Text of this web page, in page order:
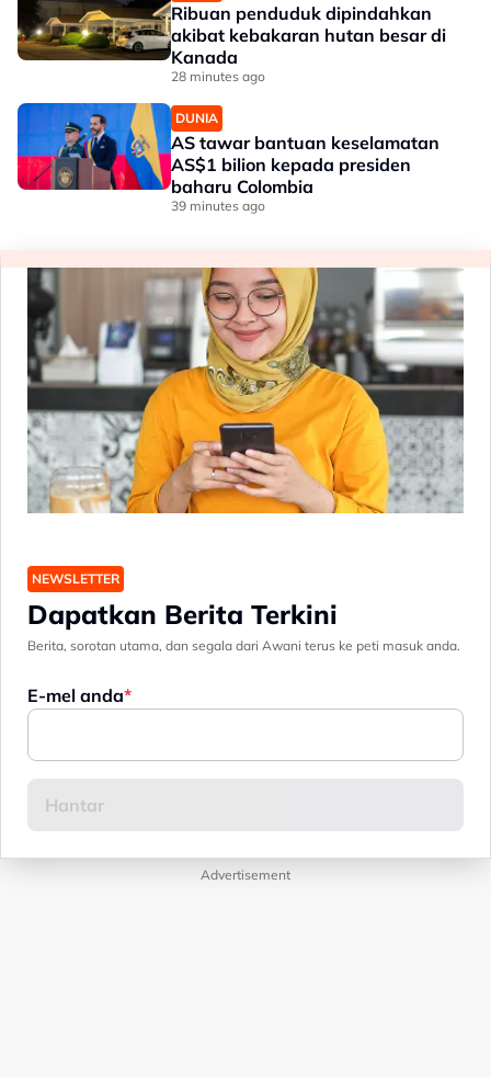
Ribuan penduduk dipindahkan
akibat kebakaran hutan besar di
Kanada
28 minutes ago
DUNIA
AS tawar bantuan keselamatan
AS$1 bilion kepada presiden
baharu Colombia
39 minutes ago
NEWSLETTER
Dapatkan Berita Terkini
Berita, sorotan utama, dan segala dari Awani terus ke peti masuk anda.
E-mel anda
Advertisement